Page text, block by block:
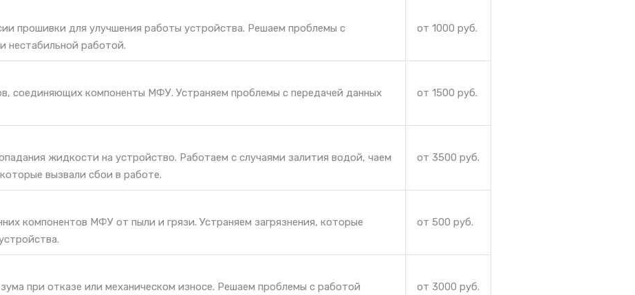
прошивки для улучшения работы устройства. Решаем проблемы с
нестабильной работой.
от 1000 руб.
соединяющих компоненты МФУ. Устраняем проблемы с передачей данных
от 1500 руб.
жидкости на устройство. Работаем с случаями залития водой, чаем
вызвали сбои в работе.
от 3500 руб.
компонентов МФУ от пыли и грязи. Устраняем загрязнения, которые
от 500 руб.
при отказе или механическом износе. Решаем проблемы с работой
от 3000 руб.